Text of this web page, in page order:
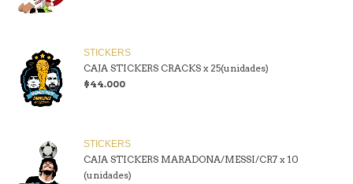
STICKERS
CAJA STICKERS CRACKS x 25(unidades)
$44.000
STICKERS
CAJA STICKERS MARADONA/MESSI/CR7 x 10
(unidades)